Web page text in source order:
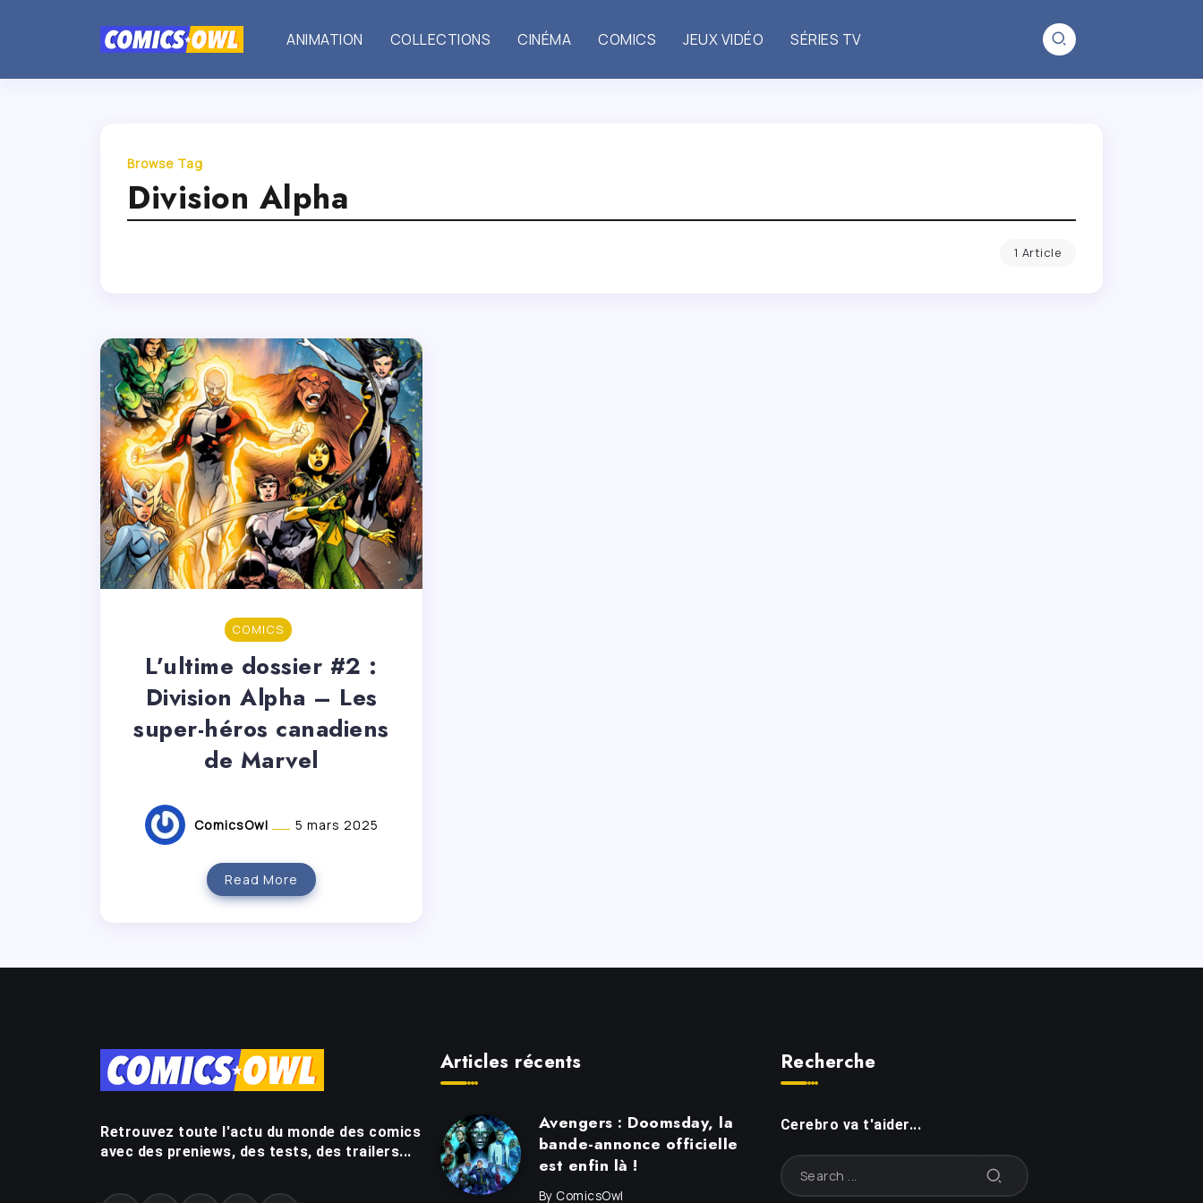
ANIMATION COLLECTIONS CINÉMA COMICS JEUX VIDÉO SÉRIES TV
Browse Tag
Division Alpha
1 Article
COMICS
L’ultime dossier #2 :
Division Alpha – Les
super-héros canadiens
de Marvel
ComicsOwl 5 mars 2025
Read More
Retrouvez toute l'actu du monde des comics
avec des preniews, des tests, des trailers...
Articles récents
Avengers : Doomsday, la
bande-annonce officielle
est enfin là !
By ComicsOwl
Recherche
Cerebro va t'aider...